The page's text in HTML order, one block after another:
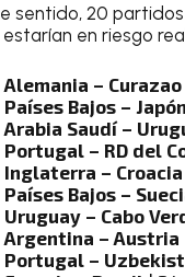
sentido, 20
en riesgo
Alemania – Curazao
Países Bajos – Japón
Arabia Saudí –
Portugal – RD del
Inglaterra – Croacia
Países Bajos –
Uruguay – Cabo
Argentina – Austria
Portugal –